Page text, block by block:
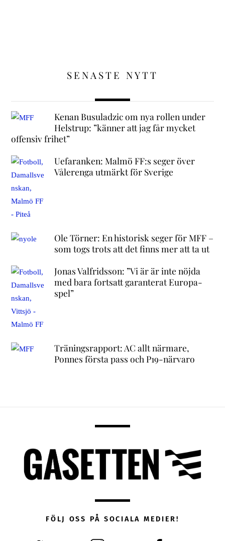
SENASTE NYTT
Kenan Busuladzic om nya rollen under
Helstrup: ”känner att jag får mycket
offensiv frihet”
Uefaranken: Malmö FF:s seger över
Vålerenga utmärkt för Sverige
Ole Törner: En historisk seger för MFF –
som togs trots att det finns mer att ta ut
Jonas Valfridsson: ”Vi är är inte nöjda
med bara fortsatt garanterat Europa-
spel”
Träningsrapport: AC allt närmare,
Ponnes första pass och P19-närvaro
FÖLJ OSS PÅ SOCIALA MEDIER!